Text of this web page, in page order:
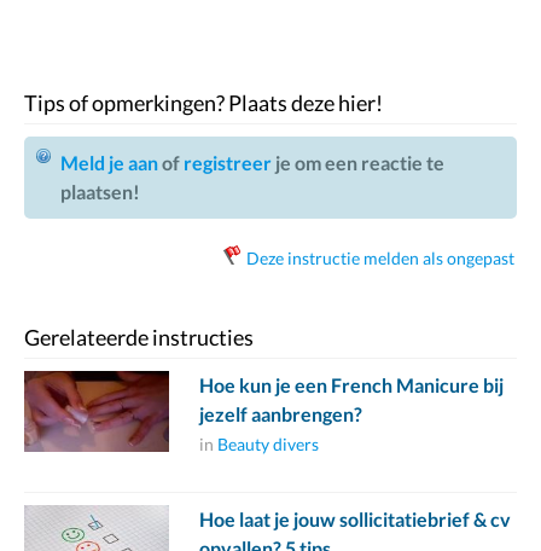
Tips of opmerkingen? Plaats deze hier!
Meld je aanof registreer je om een reactie te
plaatsen!
Deze instructie melden als ongepast
Gerelateerde instructies
Hoe kun je een French Manicure bij
jezelf aanbrengen?
in Beauty divers
Hoe laat je jouw sollicitatiebrief & cv